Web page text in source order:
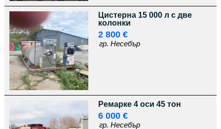
Цистерна 15 000 л с две
колонки
2 800 €
гр. Несебър
Ремарке 4 оси 45 тон
6 000 €
гр. Несебър